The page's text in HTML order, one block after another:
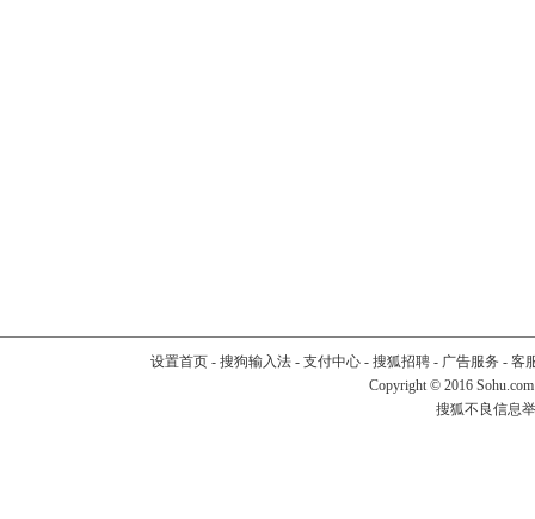
设置首页- 搜狗输入法- 支付中心- 搜狐招聘- 广告服务 - 客
Copyright © 2016
搜狐不良信息